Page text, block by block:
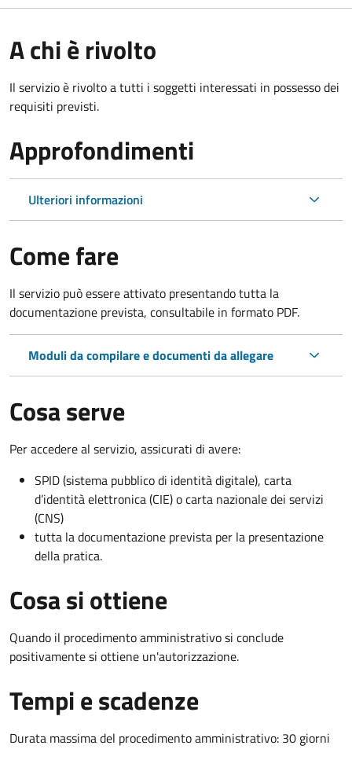
A chi è rivolto
Il servizio è rivolto a tutti i soggetti interessati in possesso dei
requisiti previsti.
Approfondimenti
Ulteriori informazioni
Come fare
Il servizio può essere attivato presentando tutta la
documentazione prevista, consultabile in formato PDF.
Moduli da compilare e documenti da allegare
Cosa serve
Per accedere al servizio, assicurati di avere:
SPID (sistema pubblico di identità digitale), carta
d’identità elettronica (CIE) o carta nazionale dei servizi
(CNS)
tutta la documentazione prevista per la presentazione
della pratica.
Cosa si ottiene
Quando il procedimento amministrativo si conclude
positivamente si ottiene un'autorizzazione.
Tempi e scadenze
Durata massima del procedimento amministrativo: 30 giorni